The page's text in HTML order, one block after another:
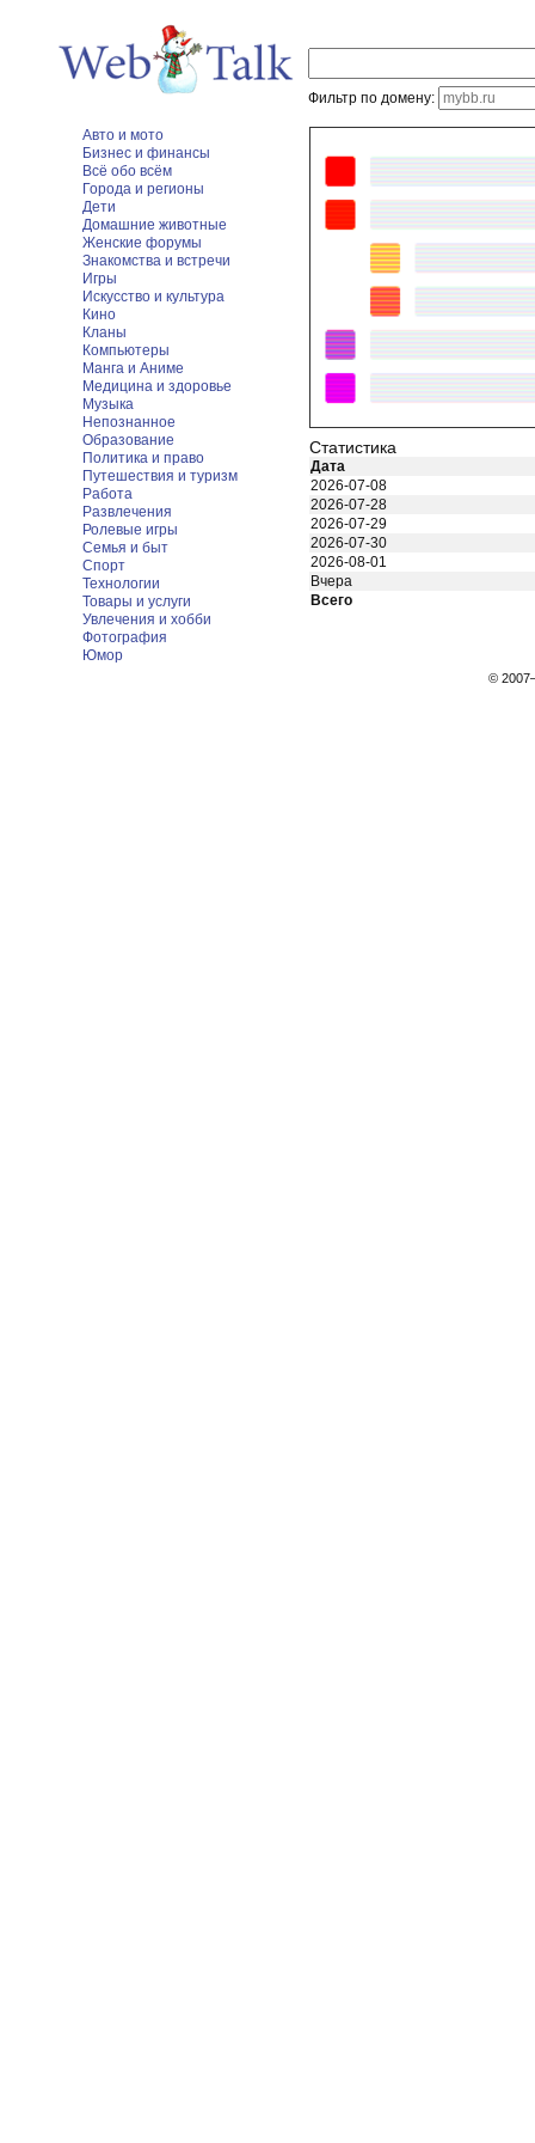
Фильтр по домену:
Авто и мото
Бизнес и финансы
Всё обо всём
Города и регионы
Дети
Домашние животные
Женские форумы
Знакомства и встречи
Игры
Искусство и культура
Кино
Кланы
Компьютеры
Манга и Аниме
Медицина и здоровье
Музыка
Непознанное
Образование
Политика и право
Путешествия и туризм
Работа
Развлечения
Ролевые игры
Семья и быт
Спорт
Технологии
Товары и услуги
Увлечения и хобби
Фотография
Юмор
Статистика
Дата
2026-07-08
2026-07-28
2026-07-29
2026-07-30
2026-08-01
Вчера
Всего
©